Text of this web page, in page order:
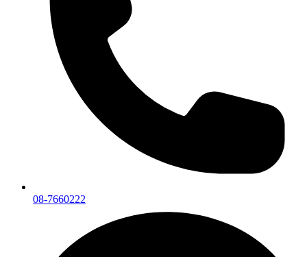
08-7660222